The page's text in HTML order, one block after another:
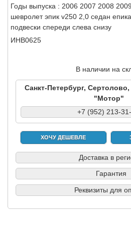
Годы выпуска : 2006 2007 2008
шевролет эпик v250 2,0 седан
подвески спереди слева снизу
ИНВ0625
В наличии на
Санкт-Петербург,
"Мотор"
+7 (952) 213-
ХОЧУ ДЕШЕВЛЕ
Доставка в
Гарантия
Реквизиты для